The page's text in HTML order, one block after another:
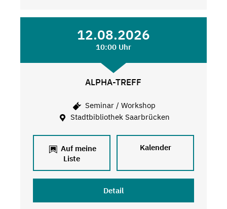
12.08.2026
10:00 Uhr
ALPHA-TREFF
Seminar / Workshop
Stadtbibliothek Saarbrücken
Auf meine
Liste
Kalender
Detail